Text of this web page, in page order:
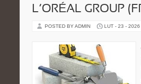
L’ORÉAL GROUP
POSTED BY ADMIN LUT - 23 - 2026